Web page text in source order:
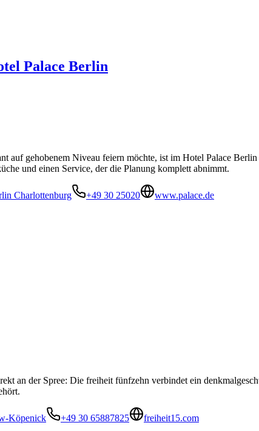
Palace Berlin
auf gehobenem Niveau feiern möchte, ist im Hotel Palace
und einen Service, der die Planung komplett abnimmt.
Charlottenburg +49 30 25020
www.palace.de
an der Spree: Die freiheit fünfzehn verbindet ein
Köpenick +49 30 65887825
freiheit15.com